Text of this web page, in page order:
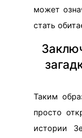
может
стать
Таким
просто
истории